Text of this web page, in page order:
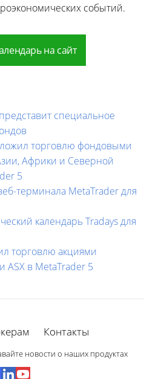
событий.
на сайт
специальное
торговлю фондовыми
Африки и Северной
5
терминала MetaTrader для
календарь Tradays для
торговлю акциями
ASX в MetaTrader 5
Контакты
новости о наших продуктах